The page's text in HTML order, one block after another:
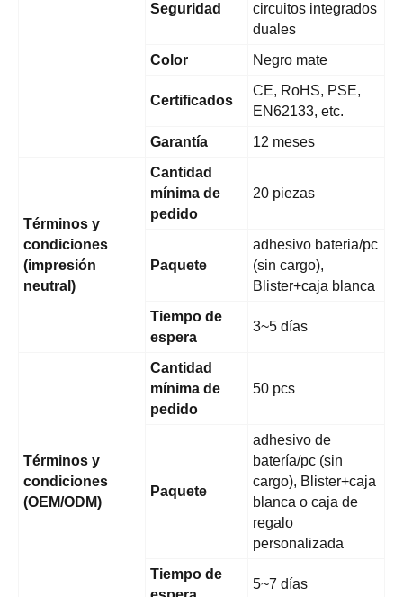
Seguridad
circuitos integrados
duales
Color
Negro mate
Certificados
CE, RoHS, PSE,
EN62133, etc.
Garantía
12 meses
Términos y
condiciones
(impresión
neutral)
Cantidad
mínima de
pedido
20 piezas
Paquete
adhesivo bateria/pc
(sin cargo),
Blister+caja blanca
Tiempo de
espera
3~5 días
Términos y
condiciones
(OEM/ODM)
Cantidad
mínima de
pedido
50 pcs
Paquete
adhesivo de
batería/pc (sin
cargo), Blister+caja
blanca o caja de
regalo
personalizada
Tiempo de
5~7 días